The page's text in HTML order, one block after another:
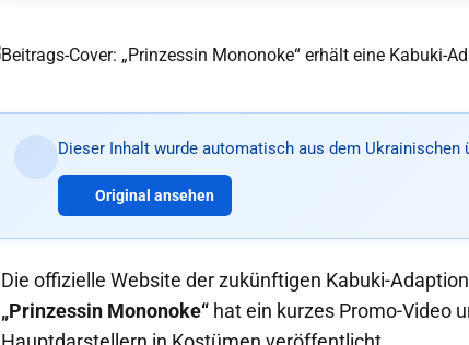
Dieser Inhalt wurde automatisch aus dem Ukrainischen
Original ansehen
Die offizielle Website der zukünftigen Kabuki-
„Prinzessin Mononoke“ hat ein kurzes Promo-Video